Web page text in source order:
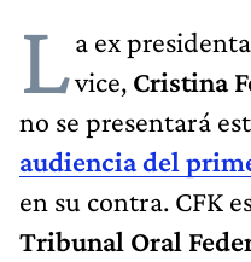
La ex
vice, Cristina
no se presentará
audiencia del
en su contra. CFK
Tribunal Oral